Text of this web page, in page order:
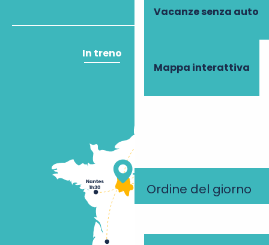
Vacanze senza auto
Mappa interattiva
Ordine del giorno
In treno